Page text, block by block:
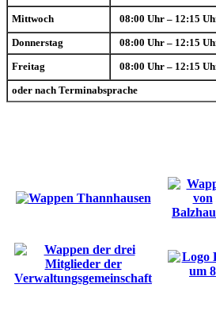
Mittwoch 08:00 Uhr – 12:15
Donnerstag 08:00 Uhr – 12:15
Freitag 08:00 Uhr – 12:15
oder nach Terminabsprache